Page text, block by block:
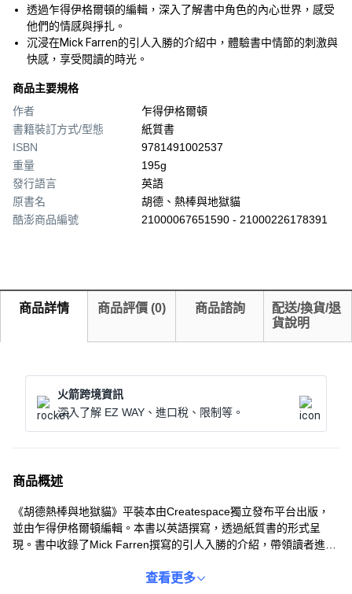
透過乍得伊格爾頓的編輯，深入了解書中角色的內心世界，感受
他們的情感與掙扎。
沉浸在Mick Farren的引人入勝的介紹中，體驗書中情節的刺激與
快感，享受閱讀的時光。
商品主要規格
作者
乍得伊格爾頓
書籍裝訂方式/型態
紙質書
ISBN
9781491002537
重量
195g
發行語言
英語
原書名
胡德、熱棒與地獄貓
酷澎商品編號
21000067651590 - 21000226178391
商品詳情 商品評價 (0) 商品諮詢
配送/換貨/退
貨說明
火箭跨境資訊
深入了解 EZ WAY、進口稅、限制等。
商品概述
《胡德熱棒與地獄貓》平裝本由Createspace獨立發布平台出版，
並由乍得伊格爾頓編輯。本書以英語撰寫，透過紙質書的形式呈
現。書中收錄了Mick Farren撰寫的引人入勝的介紹，帶領讀者進入
讓讀者在閱讀的過程中感受到無窮的樂趣。無論是喜歡文學小說的
查看更多